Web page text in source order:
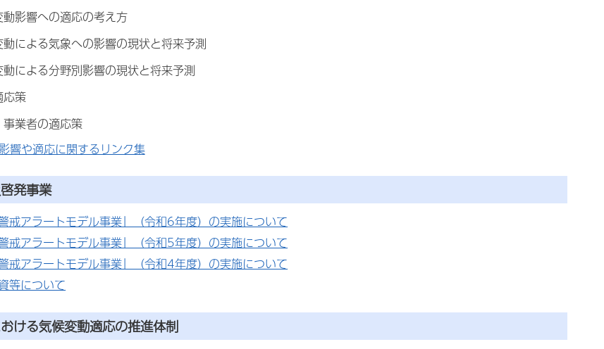
影響への適応の考え方
による気象への影響の現状と将来予測
による分野別影響の現状と将来予測
策
業者の適応策
響や適応に関するリンク集
発事業
戒アラートモデル事業」（令和6年度）の実施について
戒アラートモデル事業」（令和5年度）の実施について
戒アラートモデル事業」（令和4年度）の実施について
等について
ける気候変動適応の推進体制